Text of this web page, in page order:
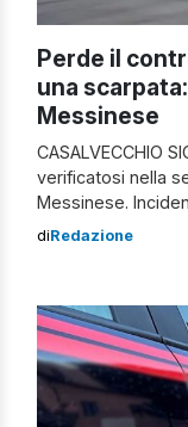
Perde il
una
Messinese
CASALVECCHIO
verificatosi nella
Messinese.
Un’autovettura in
una scarpata
Linguardo. […]
diRedazione